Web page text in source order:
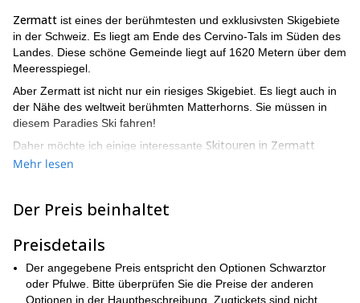
Zermatt ist eines der berühmtesten und exklusivsten Skigebiete
in der Schweiz. Es liegt am Ende des Cervino-Tals im Süden des
Landes. Diese schöne Gemeinde liegt auf 1620 Metern über dem
Meeresspiegel.
Aber Zermatt ist nicht nur ein riesiges Skigebiet. Es liegt auch in
der Nähe des weltweit berühmten Matterhorns. Sie müssen in
diesem Paradies Ski fahren!
Daher möchte ich einige interessante Skitouren in Zermatt
anbieten. Sie dauern nicht länger als einen Tag. Auf diese Weise
Die unten vorgeschlagenen Programme sind sowohl für Anfänger
BREITHORN (4164 M)
Wir starten über das Schwarztor oder den Theodulgletscher. Der
Aufstieg dauert zwischen 1,5 und 2 Stunden. Dann können wir
Mehr lesen
Der Preis beinhaltet
Preisdetails
Der angegebene Preis entspricht den Optionen Schwarztor
oder Pfulwe. Bitte überprüfen Sie die Preise der anderen
Optionen in der Hauptbeschreibung. Zugtickets sind nicht